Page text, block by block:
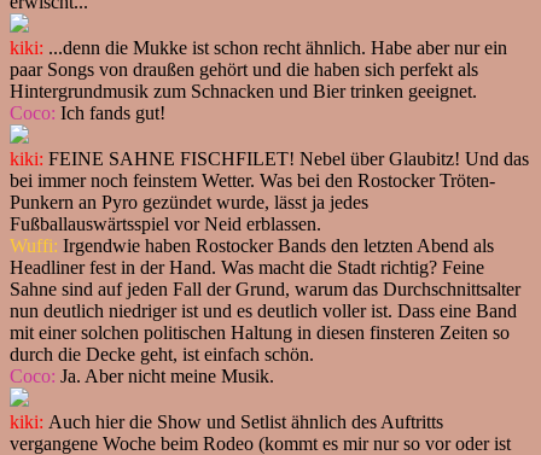
kiki: ...denn die Mukke ist schon recht ähnlich. Habe aber nur ein
paar Songs von draußen gehört und die haben sich perfekt als
Hintergrundmusik zum Schnacken und Bier trinken geeignet.
Coco: Ich fands gut!
kiki: FEINE SAHNE FISCHFILET! Nebel über Glaubitz! Und das
bei immer noch feinstem Wetter. Was bei den Rostocker Tröten-
Punkern an Pyro gezündet wurde, lässt ja jedes
Fußballauswärtsspiel vor Neid erblassen.
Wuffi: Irgendwie haben Rostocker Bands den letzten Abend als
Headliner fest in der Hand. Was macht die Stadt richtig? Feine
Sahne sind auf jeden Fall der Grund, warum das Durchschnittsalter
nun deutlich niedriger ist und es deutlich voller ist. Dass eine Band
mit einer solchen politischen Haltung in diesen finsteren Zeiten so
durch die Decke geht, ist einfach schön.
Coco: Ja. Aber nicht meine Musik.
kiki: Auch hier die Show und Setlist ähnlich des Auftritts
vergangene Woche beim Rodeo (kommt es mir nur so vor oder ist